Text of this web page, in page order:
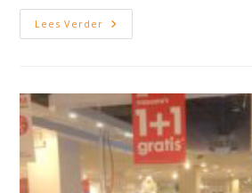
Lees Verder Waterschade
Nijmegen
Veroorzaakte
Schade